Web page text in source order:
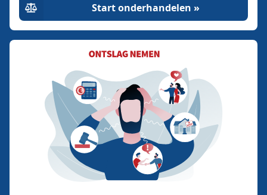
Start onderhandelen »